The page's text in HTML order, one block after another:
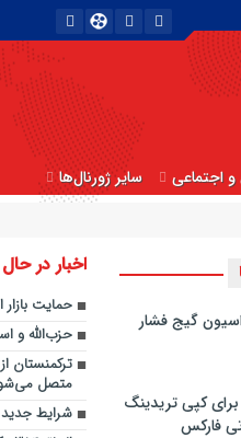
اجتماعی سایر ژورنال‌ها
گیج فشار
برای کپی‌ تریدینگ
فارکس
اخبار در
حمایت
حزب‌الله و
ترکمنستان
متصل
شرایط جدید